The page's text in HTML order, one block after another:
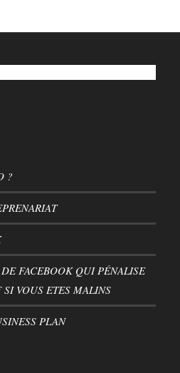
?
FACEBOOK QUI PÉNALISE
VOUS ETES MALINS
PLAN